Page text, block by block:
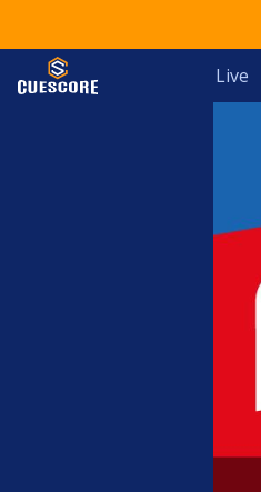
Live